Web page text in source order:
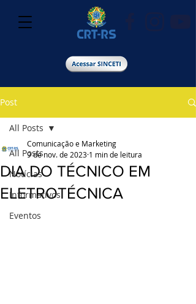
Post
All Posts
Notícias
Informativos
Eventos
All Posts
DIA DO TÉCNICO EM
ELETROTÉCNICA
Comunicação e Marketing
9 de nov. de 2023 1 min de leitura